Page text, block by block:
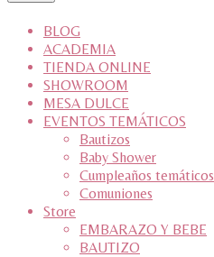
BLOG
ACADEMIA
TIENDA ONLINE
SHOWROOM
MESA DULCE
EVENTOS TEMÁTICOS
Bautizos
Baby Shower
Cumpleaños temáticos
Comuniones
Store
EMBARAZO Y BEBE
BAUTIZO